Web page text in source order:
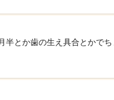
半とか歯の生え具合とかで